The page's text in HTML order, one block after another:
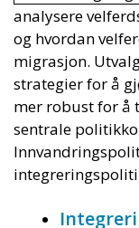
analysere
og hvordan
migrasjon.
strategier for å
mer robust for å
sentrale